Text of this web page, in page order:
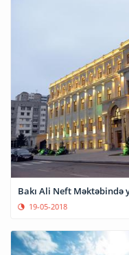
Bakı Ali Neft Məktəbində
19-05-2018